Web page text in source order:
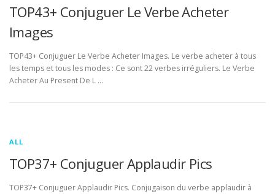
TOP43+ Conjuguer Le Verbe Acheter
Images
TOP43+ Conjuguer Le Verbe Acheter Images. Le verbe acheter à tous
les temps et tous les modes : Ce sont 22 verbes irréguliers. Le Verbe
Acheter Au Present De L …
ALL
TOP37+ Conjuguer Applaudir Pics
TOP37+ Conjuguer Applaudir Pics. Conjugaison du verbe applaudir à